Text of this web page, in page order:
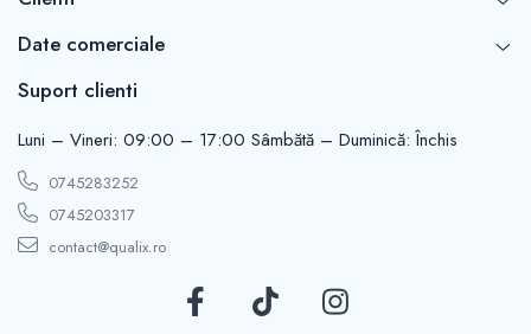
Date comerciale
Suport clienti
Luni – Vineri: 09:00 – 17:00 Sâmbătă – Duminică: Închis
0745283252
0745203317
contact@qualix.ro